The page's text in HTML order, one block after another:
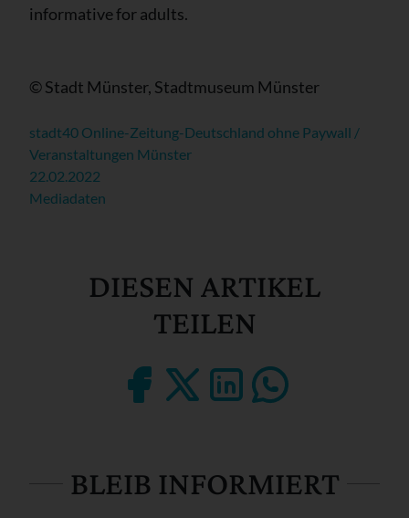
informative for adults.
© Stadt Münster, Stadtmuseum Münster
stadt40 Online-Zeitung-Deutschland ohne Paywall /
Veranstaltungen Münster
22.02.2022
Mediadaten
DIESEN ARTIKEL
TEILEN
BLEIB INFORMIERT